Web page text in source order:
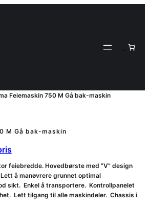
Feiemaskin 750 M Gå bak-maskin
M Gå bak-maskin
feiebredde. Hovedbørste med ”V” design
å manøvrere grunnet optimal
sikt. Enkel å transportere. Kontrollpanelet
Lett tilgang til alle maskindeler. Chassis i